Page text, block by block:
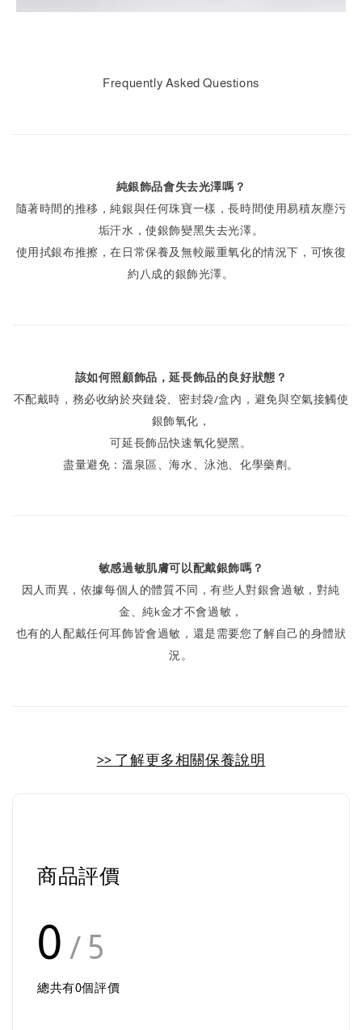
Frequently Asked Questions
純銀飾品會失去光澤嗎？
隨著時間的推移，純銀與任何珠寶一樣，長時間使用易積灰塵污
垢汗水，使銀飾變黑失去光澤。
使用拭銀布推擦，在日常保養及無較嚴重氧化的情況下，可恢復
約八成的銀飾光澤。
該如何照顧飾品，延長飾品的良好狀態？
不配戴時，務必收納於夾鏈袋、密封袋/盒內，避免與空氣接觸使
銀飾氧化，
可延長飾品快速氧化變黑。
盡量避免：溫泉區、海水、泳池、化學藥劑。
敏感過敏肌膚可以配戴銀飾嗎？
因人而異，依據每個人的體質不同，有些人對銀會過敏，對純
金、純k金才不會過敏，
也有的人配戴任何耳飾皆會過敏，還是需要您了解自己的身體狀
況。
>> 了解更多相關保養說明
商品評價
0 / 5
總共有0個評價